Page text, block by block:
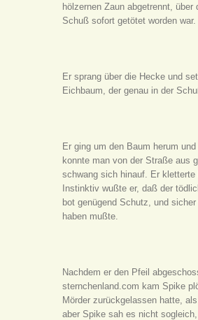
hölzernen Zaun abgetrennt,
Schuß sofort getötet worden war.
Er sprang über die Hecke und
Eichbaum, der genau in der
Er ging um den Baum herum
konnte man von der Straße aus
schwang sich hinauf. Er
Instinktiv wußte er, daß der
bot genügend Schutz, und
haben mußte.
Nachdem er den Pfeil
sternchenland.com kam Spike
Mörder zurückgelassen hatte,
aber Spike sah es nicht